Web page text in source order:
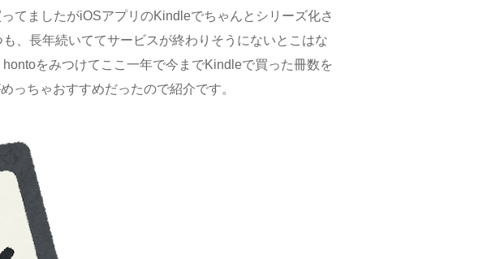
てましたがiOSアプリのKindleでちゃんとシリーズ化さ
、長年続いててサービスが終わりそうにないとこはな
をみつけてここ一年で今までKindleで買った冊数を
っちゃおすすめだったので紹介です。